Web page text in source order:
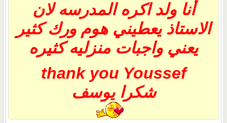
أنا ولد اكره المدرسه لان
الاستاذ يعطيني هوم ورك كثير
يعني واجبات منزليه كثيره
thank you Youssef
شكرا يوسف